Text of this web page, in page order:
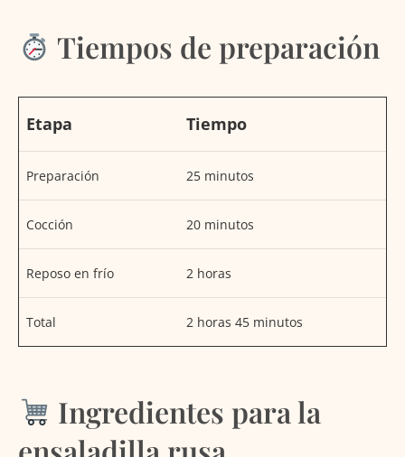
Tiempos de preparación
Etapa Tiempo
Preparación 25 minutos
Cocción 20 minutos
Reposo en frío 2 horas
Total 2 horas 45 minutos
Ingredientes para la